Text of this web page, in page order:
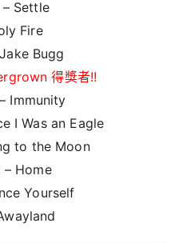
Settle
Fire
Bugg
得獎者!!
Immunity
I Was an Eagle
to the Moon
– Home
Yourself